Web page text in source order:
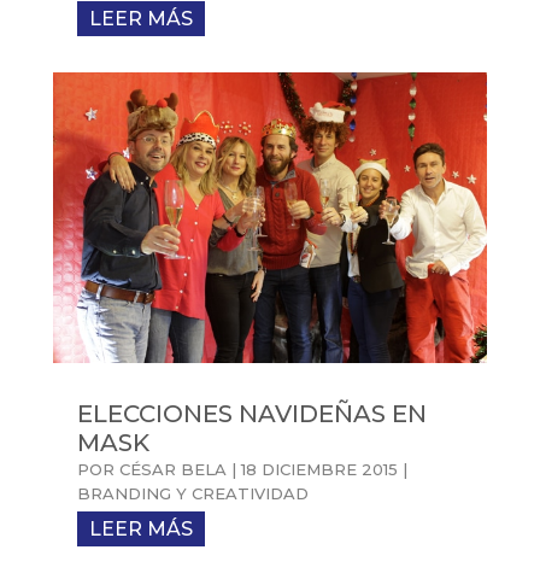
LEER MÁS
ELECCIONES NAVIDEÑAS EN
MASK
POR CÉSAR BELA |18 DICIEMBRE 2015 |
BRANDING Y CREATIVIDAD
LEER MÁS